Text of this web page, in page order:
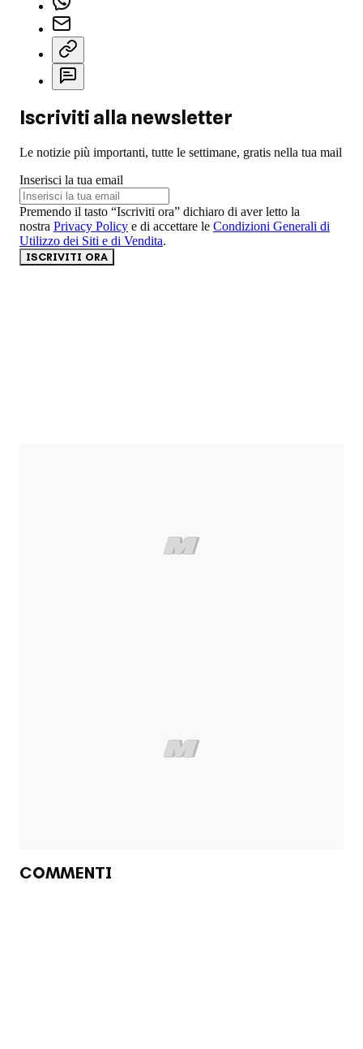
Iscriviti alla newsletter
Le notizie più importanti, tutte le settimane, gratis nella tua mail
Inserisci la tua email
Premendo il tasto “Iscriviti ora” dichiaro di aver letto la
nostra Privacy Policy e di accettare le Condizioni Generali di
Utilizzo dei Siti e di Vendita.
ISCRIVITI ORA
COMMENTI